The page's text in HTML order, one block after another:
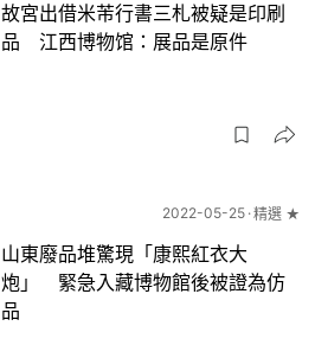
故宮出借米芾行書三札被疑是印刷
品 江西博物馆：展品是原件
2022-05-25 精選 ★
山東廢品堆驚現「康熙紅衣大
炮」 緊急入藏博物館後被證為仿
品